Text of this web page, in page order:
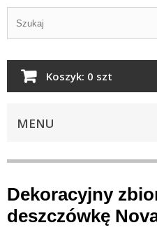
Koszyk: 0 szt
MENU
Dekoracyjny
deszczówkę